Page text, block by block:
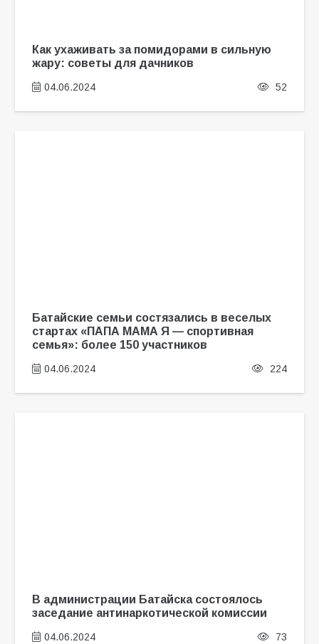
Как ухаживать за помидорами в сильную
жару: советы для дачников
04.06.2024 52
Батайские семьи состязались в веселых
стартах «ПАПА МАМА Я — спортивная
семья»: более 150 участников
04.06.2024 224
В администрации Батайска состоялось
заседание антинаркотической комиссии
04.06.2024 73